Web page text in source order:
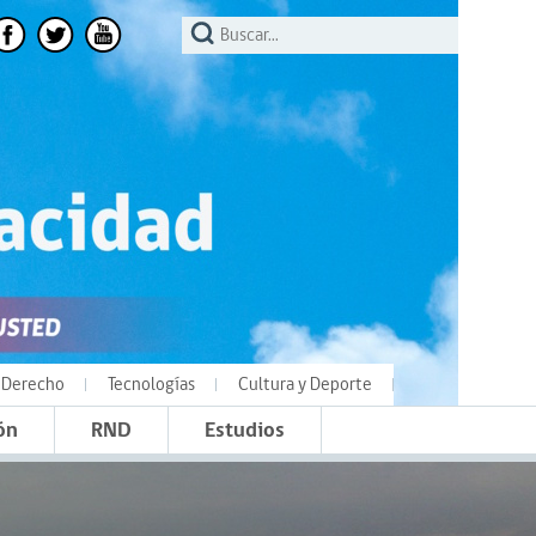
Derecho Tecnologías Cultura y Deporte
RND Estudios